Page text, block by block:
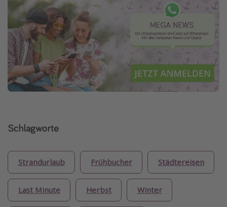
Schlagworte
Strandurlaub Frühbucher Städtereisen
Last Minute Herbst Winter